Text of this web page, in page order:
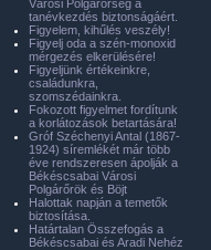
Városi Polgárőrség a
tanévkezdés biztonságáért.
Figyelem, kihűlés veszély!
Figyelj oda a szén-monoxid
mérgezés elkerülésére!
Figyeljünk értékeinkre,
családunkra,
szomszédainkra.
Fokozott figyelmet fordítunk
a korlátozások betartására!
Gróf Széchenyi Antal (1867-
1924) síremlékét már több
éve rendszeresen ápolják a
Békéscsabai Városi
Polgárőrök és Böjt
Halottak napján a temetők
biztosítása.
Határtalan Összefogás a
Békéscsabai és Aradi Nehéz